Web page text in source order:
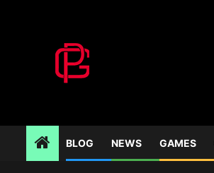
BLOG NEWS GAMES